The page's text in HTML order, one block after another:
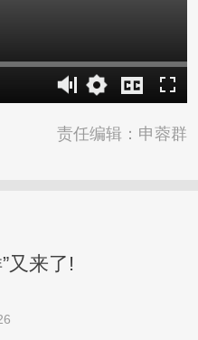
责任编辑：申蓉群
又来了!